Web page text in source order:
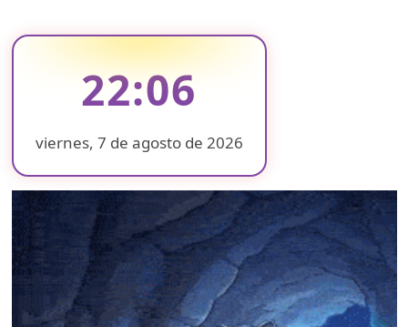
22:06
viernes, 7 de agosto de 2026
❄
❄
❄
❄
❄
❄
❄